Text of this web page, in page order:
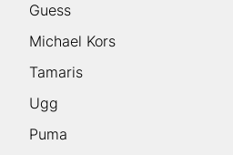
Guess
Michael Kors
Tamaris
Ugg
Puma